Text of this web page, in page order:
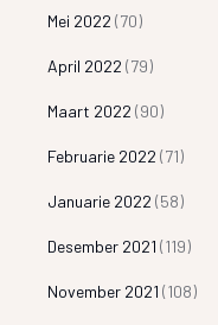
Mei 2022 (70)
April 2022 (79)
Maart 2022 (90)
Februarie 2022 (71)
Januarie 2022 (58)
Desember 2021 (119)
November 2021 (108)